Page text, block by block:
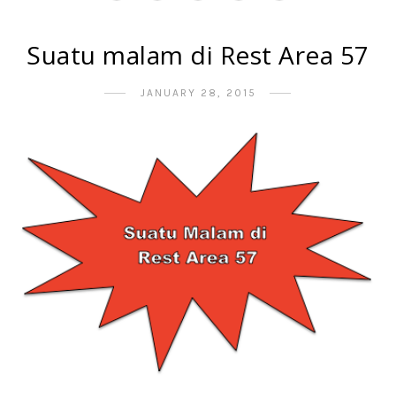
Suatu malam di Rest Area 57
JANUARY 28, 2015